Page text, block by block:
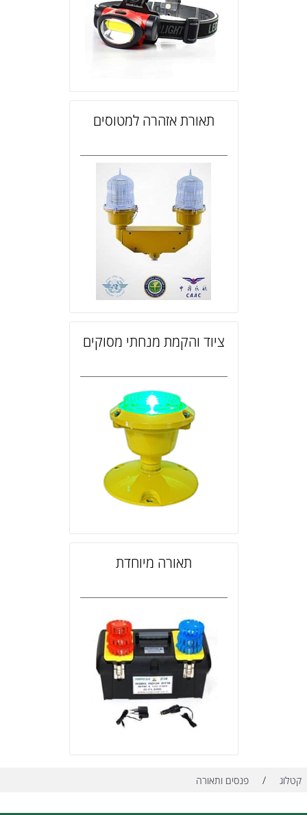
תאורת אזהרה למטוסים
ציוד והקמת מנחתי מסוקים
תאורה מיוחדת
קטלוג / פנסים ותאורה